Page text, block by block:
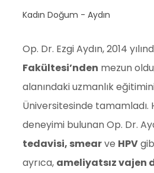
Kadın Doğum - Aydın
Op. Dr. Ezgi Aydın, 2014
Fakültesi’nden mezun
alanındaki uzmanlık
Üniversitesinde tamamladı.
deneyimi bulunan Op. Dr.
tedavisi, smearve HPV
ayrıca, ameliyatsız vajen